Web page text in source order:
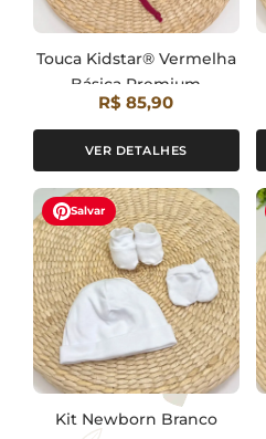
Touca Kidstar® Vermelha
Básica Premium
R$ 85,90
VER DETALHES
Salvar
Kit Newborn Branco